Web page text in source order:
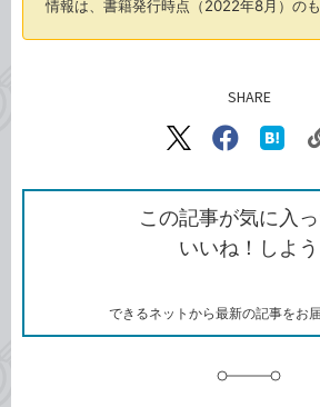
情報は、書籍発行時点（2022年8月）のも
SHARE
X（旧
で
シ
ェ
ア
Facebook
シ
ェ
ア
な
ブ
ッ
ク
ク
この記事が気に入
いいね！しよう
できるネットから最新の記事をお届